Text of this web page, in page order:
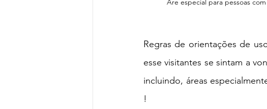
Áre especial para pessoas
Regras de orientações de
esse visitantes se sintam a
incluindo, áreas
!